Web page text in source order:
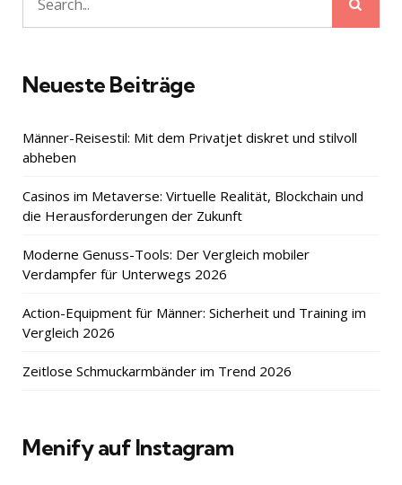
Search
for:
Neueste Beiträge
Männer-Reisestil: Mit dem Privatjet diskret und stilvoll
abheben
Casinos im Metaverse: Virtuelle Realität, Blockchain und
die Herausforderungen der Zukunft
Moderne Genuss-Tools: Der Vergleich mobiler
Verdampfer für Unterwegs 2026
Action-Equipment für Männer: Sicherheit und Training im
Vergleich 2026
Zeitlose Schmuckarmbänder im Trend 2026
Menify auf Instagram